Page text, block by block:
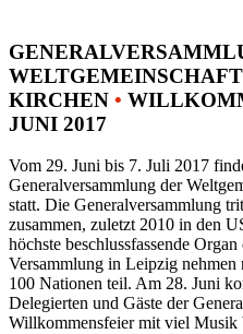
KIRCHEN •
JUNI 2017
Vom 29. Juni bis 7. Juli 2017
Generalversammlung der
statt. Die Generalversammlung
zusammen, zuletzt 2010 in den
höchste beschlussfassende
Versammlung in Leipzig nehmen
100 Nationen teil. Am 28. Juni
Delegierten und Gäste der
Willkommensfeier mit viel Musik